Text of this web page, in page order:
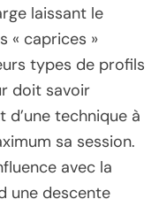
laissant le
« caprices »
types de profils
doit savoir
d’une technique à
sa session.
avec la
une descente